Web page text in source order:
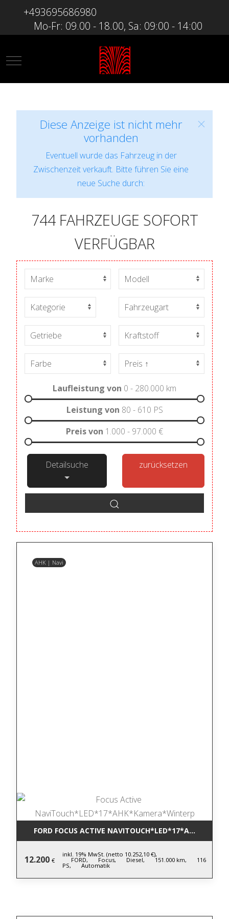
+493695686980
Mo-Fr: 09.00 - 18.00, Sa: 09:00 - 14:00
Mobile Menu Toggle
Diese Anzeige ist nicht mehr
vorhanden
Eventuell wurde das Fahrzeug in der
Zwischenzeit verkauft. Bitte führen Sie eine
neue Suche durch:
744 FAHRZEUGE SOFORT
VERFÜGBAR
Laufleistung von 0 - 280.000 km
Leistung von 80 - 610 PS
Preis von 1.000 - 97.000 €
Detailsuche zurücksetzen
AHK | Navi
FORD FOCUS ACTIVE
12.200 €
inkl. 19% MwSt. (netto 10.252,10 €),
FORD, Focus, Diesel, 151.000 km, 116
PS, Automatik